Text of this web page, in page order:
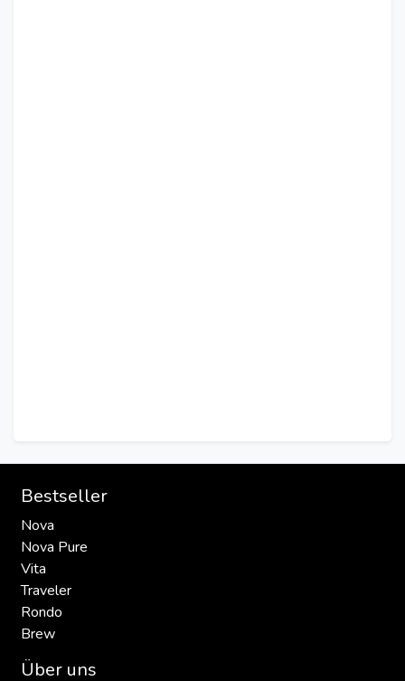
Bestseller
Nova
Nova Pure
Vita
Traveler
Rondo
Brew
Über uns